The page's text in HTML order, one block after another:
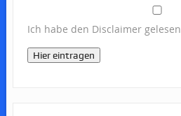
Ich habe den Disclaimer gelesen
Hier eintragen